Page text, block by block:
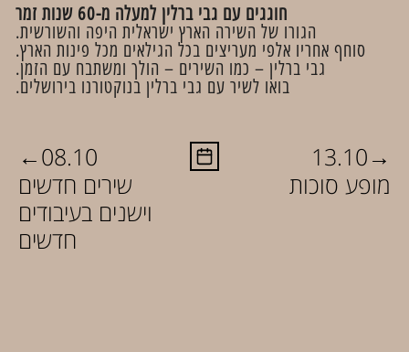
חוגגים עם גבי ברלין למעלה מ-60 שנות זמר​
הגורו של השירה הארץ ישראלית היפה והשורשית.
סוחף אחריו אלפי מעריצים בכל הגילאים מכל פינות הארץ.
גבי ברלין – כמו השירים – הולך ומשתבח עם הזמן.
בואו לשיר עם גבי ברלין בנוקטורנו בירושלים.
←08.10
שירים חדשים
וישנים בעיבודים
חדשים
13.10→
מופע סוכות